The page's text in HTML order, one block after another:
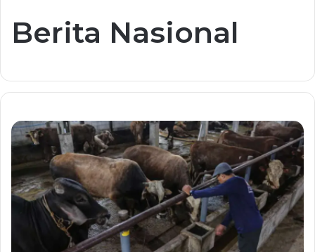
Berita Nasional